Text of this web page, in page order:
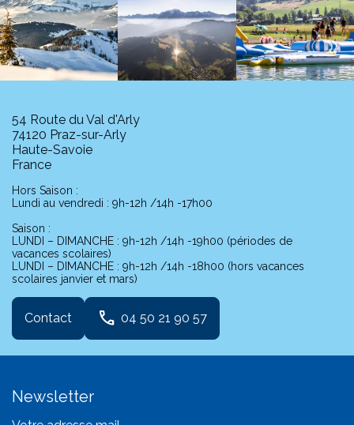
54 Route du Val d'Arly
74120 Praz-sur-Arly
Haute-Savoie
France
Hors Saison :
Lundi au vendredi : 9h-12h /14h -17h00
Saison :
LUNDI – DIMANCHE : 9h-12h /14h -19h00 (périodes de
vacances scolaires)
LUNDI – DIMANCHE : 9h-12h /14h -18h00 (hors vacances
scolaires janvier et mars)
Contact phone 04 50 21 90 57
Newsletter